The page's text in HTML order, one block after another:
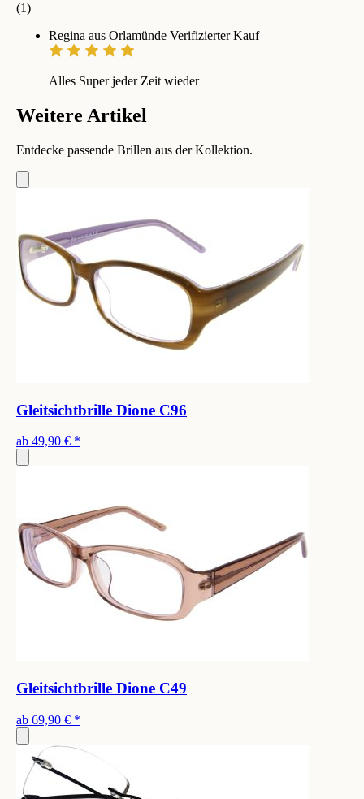
(1)
Regina aus Orlamünde Verifizierter Kauf
Alles Super jeder Zeit wieder
Weitere Artikel
Entdecke passende Brillen aus der Kollektion.
Gleitsichtbrille Dione C96
ab 49,90 € *
Gleitsichtbrille Dione C49
ab 69,90 € *